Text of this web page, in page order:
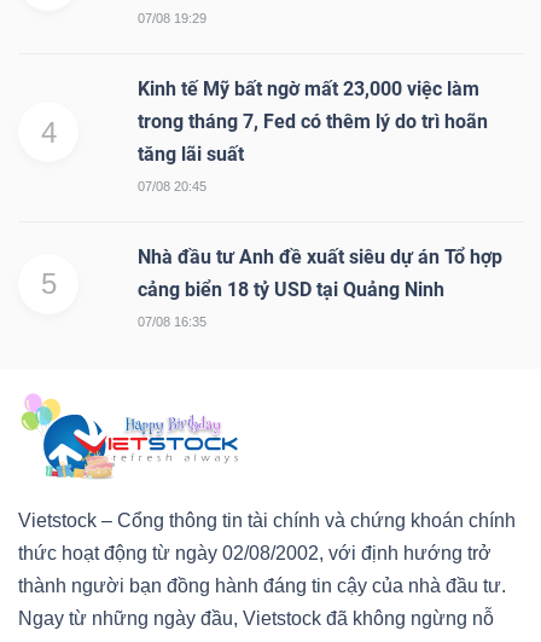
07/08 19:29
4
Kinh tế Mỹ bất ngờ mất 23,000 việc làm
trong tháng 7, Fed có thêm lý do trì hoãn
tăng lãi suất
07/08 20:45
5
Nhà đầu tư Anh đề xuất siêu dự án Tổ hợp
cảng biển 18 tỷ USD tại Quảng Ninh
07/08 16:35
Vietstock – Cổng thông tin tài chính và chứng khoán chính
thức hoạt động từ ngày 02/08/2002, với định hướng trở
thành người bạn đồng hành đáng tin cậy của nhà đầu tư.
Ngay từ những ngày đầu, Vietstock đã không ngừng nỗ